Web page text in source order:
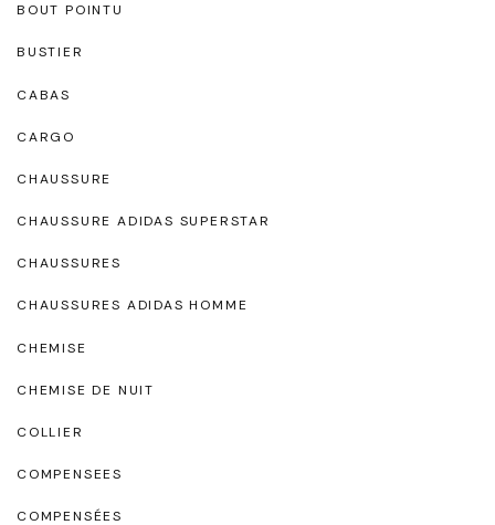
BOUT POINTU
BUSTIER
CABAS
CARGO
CHAUSSURE
CHAUSSURE ADIDAS SUPERSTAR
CHAUSSURES
CHAUSSURES ADIDAS HOMME
CHEMISE
CHEMISE DE NUIT
COLLIER
COMPENSEES
COMPENSÉES